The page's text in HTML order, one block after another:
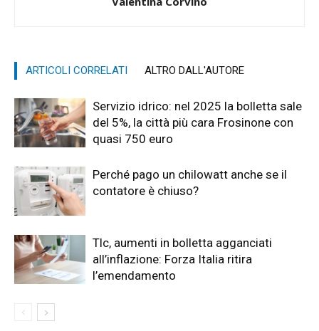
ARTICOLI CORRELATI ALTRO DALL'AUTORE
Servizio idrico: nel 2025 la bolletta sale
del 5%, la città più cara Frosinone con
quasi 750 euro
Perché pago un chilowatt anche se il
contatore è chiuso?
Tlc, aumenti in bolletta agganciati
all’inflazione: Forza Italia ritira
l’emendamento